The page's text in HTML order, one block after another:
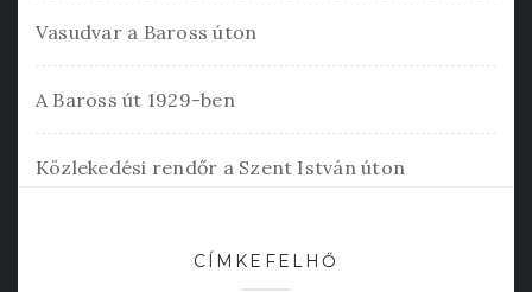
Vasudvar a Baross úton
A Baross út 1929-ben
Közlekedési rendőr a Szent István úton
CÍMKEFELHŐ